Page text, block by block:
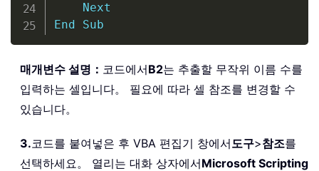
Next
End
Sub
매개변수 설명： 코드에서B2는 추출할 무작위 이름 수를
입력하는 셀입니다。 필요에 따라 셀 참조를 변경할 수
있습니다。
3.코드를 붙여넣은 후 VBA 편집기 창에서도구>참조를
선택하세요。 열리는 대화 상자에서Microsoft Scripting